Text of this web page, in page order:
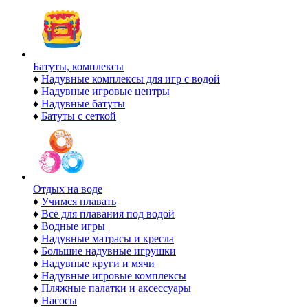
Батуты, комплексы
♦ Надувные комплексы для игр с водой
♦ Надувные игровые центры
♦ Надувные батуты
♦ Батуты с сеткой
Отдых на воде
♦ Учимся плавать
♦ Все для плавания под водой
♦ Водные игры
♦ Надувные матрасы и кресла
♦ Большие надувные игрушки
♦ Надувные круги и мячи
♦ Надувные игровые комплексы
♦ Пляжные палатки и аксессуары
♦ Насосы